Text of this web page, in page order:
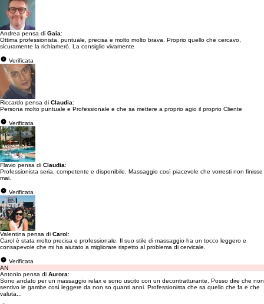
Andrea pensa di Gaia:
Ottima professionista, puntuale, precisa e molto molto brava. Proprio quello che cercavo,
sicuramente la richiamerò. La consiglio vivamente
Verificata
Riccardo pensa di Claudia:
Persona molto puntuale e Professionale e che sa mettere a proprio agio il proprio Cliente
Verificata
Flavio pensa di Claudia:
Professionista seria, competente e disponibile. Massaggio così piacevole che vorresti non finisse
mai.
Verificata
Valentina pensa di Carol:
Carol è stata molto precisa e professionale. Il suo stile di massaggio ha un tocco leggero e
consapevole che mi ha aiutato a migliorare rispetto al problema di cervicale.
Verificata
AN
Antonio pensa di Aurora:
Sono andato per un massaggio relax e sono uscito con un decontratturante. Posso dire che non
sentivo le gambe così leggere da non so quanti anni. Professionista che sa quello che fa e che
valuta...